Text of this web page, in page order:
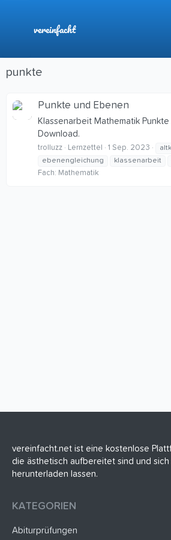
vereinfacht
punkte
Punkte und Ebenen
Klassenarbeit Mathematik
Download.
trolluzz Lernzettel 1 Sep. 2023
ebenengleichung
klassenarbeit
Fach: Mathematik
vereinfacht.net ist eine kostenlose
die ästhetisch aufbereitet sind und sich
herunterladen lassen.
KATEGORIEN
Abiturprüfungen